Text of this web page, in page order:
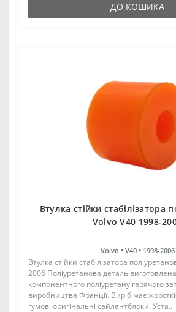
ДО КОШИКА
Втулка стійки стабілізатора
Volvo V40 1998-
Volvo • V40 • 1998-2006
Втулка стійки стабілізатора
2006 Поліуретанова деталь
компонентного поліуретану гарячого
виробництва Франції. Виріб має
гумові оригінальні сайлентблоки. Уста..